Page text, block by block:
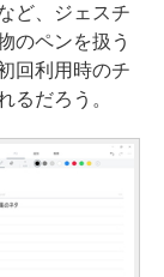
ど、ジェスチ
のペンを扱う
回利用時のチ
るだろう。